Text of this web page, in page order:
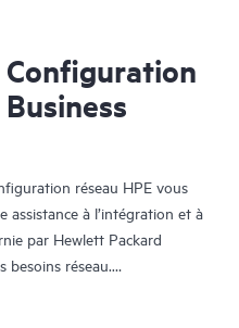
Configuration
réseau HPE vous
assistance à l’intégration et à
par Hewlett Packard
besoins réseau.
spécialiste technique HPE